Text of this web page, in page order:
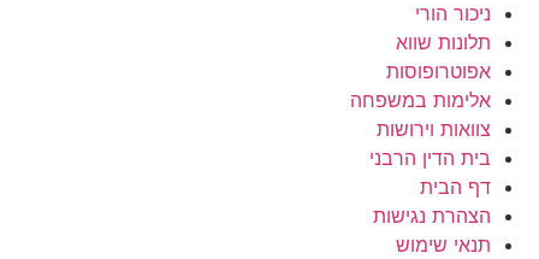
ניכור הורי
תלונות שווא
אפוטרופוסות
אלימות במשפחה
צוואות וירושות
בית הדין הרבני
דף הבית
הצהרת נגישות
תנאי שימוש